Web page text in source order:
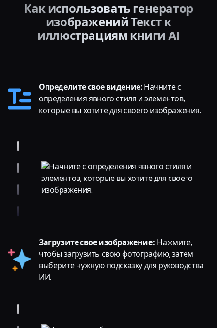
Как использовать генератор
изображений Текст к
иллюстрациям книги AI
Определите свое видение:Начните с
определения явного стиля и элементов,
которые вы хотите для своего изображения.
Загрузите свое изображение: Нажмите,
чтобы загрузить свою фотографию, затем
выберите нужную подсказку для руководства
ИИ.